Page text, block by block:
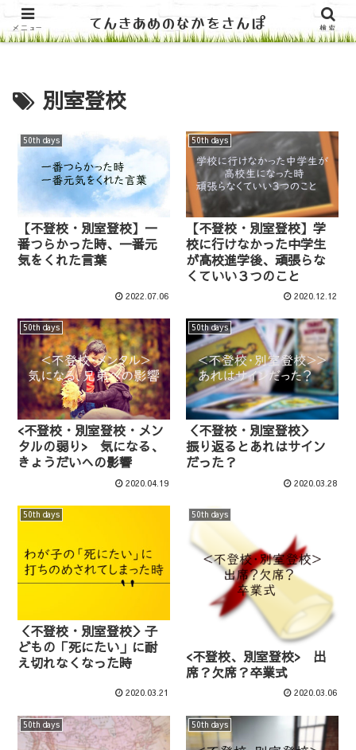
ホーム
別室登校
50th days
【不登校・別室登校】一
番つらかった時、一番元
気をくれた言葉
2022.07.06
50th days
【不登校・別室登校】学
校に行けなかった中学生
が高校進学後、頑張らな
くていい３つのこと
2020.12.12
50th days
<不登校・別室登校・メン
タルの弱り> 気になる、
きょうだいへの影響
2020.04.19
50th days
＜不登校・別室登校＞
振り返るとあれはサイン
だった？
2020.03.28
50th days
＜不登校・別室登校＞子
どもの「死にたい」に耐
え切れなくなった時
2020.03.21
50th days
<不登校、別室登校> 出
席？欠席？卒業式
2020.03.06
50th days 50th days
メニュー てんきあめのなかをさんぽ 検索